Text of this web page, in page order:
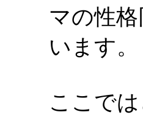
マの性
います。
ここで